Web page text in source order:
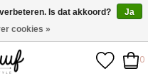
verzending >€100,- •
3 werkdagen
0
Is dat akkoord?
Ja
cookies »